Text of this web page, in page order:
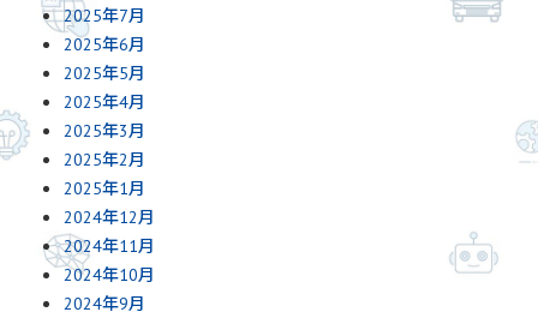
2025年7月
2025年6月
2025年5月
2025年4月
2025年3月
2025年2月
2025年1月
2024年12月
2024年11月
2024年10月
2024年9月